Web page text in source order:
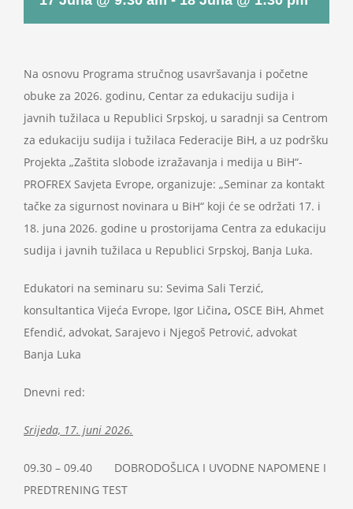
Novosti
Kontakt
Search
for:
Na osnovu Programa stručnog usavršavanja i početne
obuke za 2026. godinu, Centar za edukaciju sudija i
javnih tužilaca u Republici Srpskoj, u saradnji sa Centrom
za edukaciju sudija i tužilaca Federacije BiH, a uz podršku
Projekta „Zaštita slobode izražavanja i medija u BiH“-
PROFREX Savjeta Evrope, organizuje: „Seminar za kontakt
tačke za sigurnost novinara u BiH“ koji će se održati 17. i
18. juna 2026. godine u prostorijama Centra za edukaciju
sudija i javnih tužilaca u Republici Srpskoj, Banja Luka.
Edukatori na seminaru su: Sevima Sali Terzić,
konsultantica Vijeća Evrope, Igor Ličina, OSCE BiH, Ahmet
Efendić, advokat, Sarajevo i Njegoš Petrović, advokat
Banja Luka
Dnevni red:
Srijeda, 17. juni 2026.
09.30 – 09.40 DOBRODOŠLICA I UVODNE NAPOMENE I
PREDTRENING TEST